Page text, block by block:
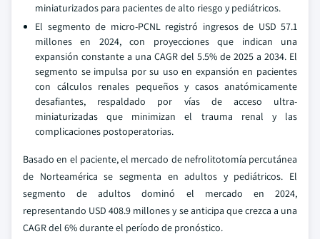
miniaturizados para pacientes de alto riesgo y pediátricos.
El segmento de micro-PCNL registró ingresos de USD 57.1
millones en 2024, con proyecciones que indican una
expansión constante a una CAGR del 5.5% de 2025 a 2034. El
segmento se impulsa por su uso en expansión en pacientes
con cálculos renales pequeños y casos anatómicamente
desafiantes, respaldado por vías de acceso ultra-
miniaturizadas que minimizan el trauma renal y las
complicaciones postoperatorias.
Basado en el paciente, el mercado de nefrolitotomía percutánea
de Norteamérica se segmenta en adultos y pediátricos. El
segmento de adultos dominó el mercado en 2024,
representando USD 408.9 millones y se anticipa que crezca a una
CAGR del 6% durante el período de pronóstico.